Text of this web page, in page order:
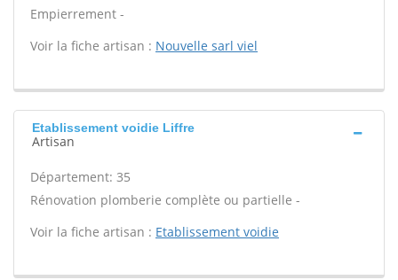
Empierrement -
Voir la fiche artisan : Nouvelle sarl viel
Etablissement voidie Liffre
Artisan
Département: 35
Rénovation plomberie complète ou partielle -
Voir la fiche artisan : Etablissement voidie